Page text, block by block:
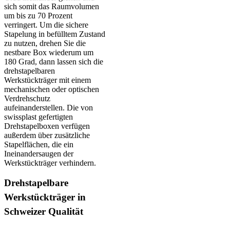
sich somit das Raumvolumen
um bis zu 70 Prozent
verringert. Um die sichere
Stapelung in befülltem Zustand
zu nutzen, drehen Sie die
nestbare Box wiederum um
180 Grad, dann lassen sich die
drehstapelbaren
Werkstückträger mit einem
mechanischen oder optischen
Verdrehschutz
aufeinanderstellen. Die von
swissplast gefertigten
Drehstapelboxen verfügen
außerdem über zusätzliche
Stapelflächen, die ein
Ineinandersaugen der
Werkstückträger verhindern.
Drehstapelbare
Werkstückträger in
Schweizer Qualität